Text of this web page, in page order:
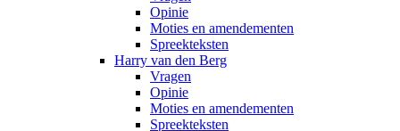
Opinie
Moties en amendementen
Spreekteksten
Harry van den Berg
Vragen
Opinie
Moties en amendementen
Spreekteksten